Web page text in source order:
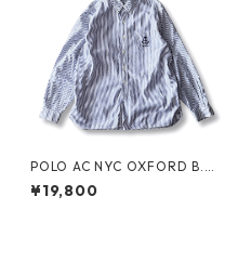
POLO AC NYC OXFORD B.D.
SHIRT by Polo Ralph Lauren
¥19,800